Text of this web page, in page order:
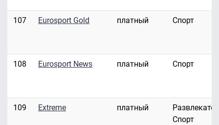
107 Eurosport Gold платный Спорт
108 Eurosport News платный Спорт
109 Extreme платный
Спорт